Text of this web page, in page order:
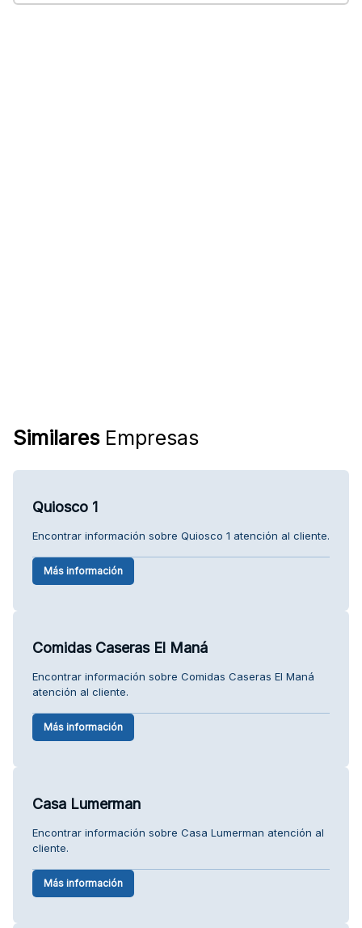
SimilaresEmpresas
Quiosco 1
Encontrar información sobre Quiosco 1 atención al cliente.
Más información
Comidas Caseras El Maná
Encontrar información sobre Comidas Caseras El Maná
atención al cliente.
Más información
Casa Lumerman
Encontrar información sobre Casa Lumerman atención al
cliente.
Más información